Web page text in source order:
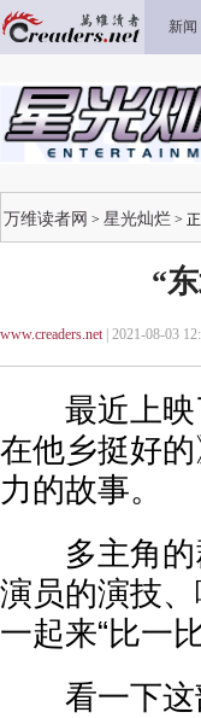
新闻
万维读者网 > 星光灿烂 >
“
www.creaders.net| 2021-08-03
最近上映
在他乡挺好
力的故事。
多主角的
演员的演技
一起来“比一比
看一下这